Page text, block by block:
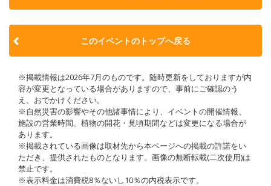
このイベントのトップへ戻る
※掲載情報は2026年7月のものです。随時更新をしておりますが内
容が変更となっている場合がありますので、事前にご確認のう
え、おでかけください。
※自然災害の影響やその他諸事情により、イベントの開催情報、
施設の営業時間、植物の開花・見頃期間などは変更になる場合が
あります。
※掲載されている画像は取材先から本ページへの掲載の許諾をい
ただき、提供されたものとなります。画像の無断転載(二次使用)は
禁止です。
※表示料金は消費税8％ないし10％の内税表示です。